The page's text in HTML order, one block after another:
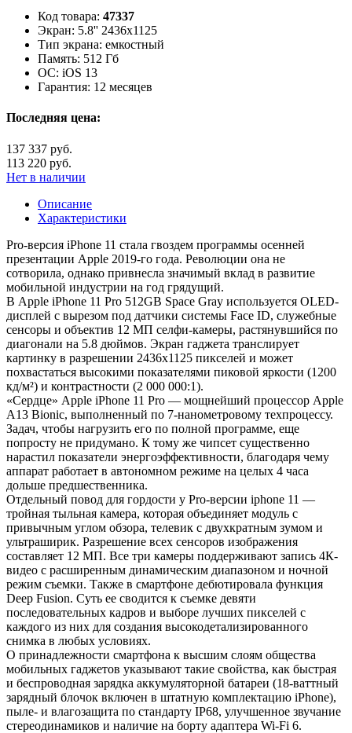
Код товара: 47337
Экран: 5.8'' 2436x1125
Тип экрана: емкостный
Память: 512 Гб
ОС: iOS 13
Гарантия: 12 месяцев
Последняя цена:
137 337 руб.
113 220 руб.
Нет в наличии
Описание
Характеристики
Pro-версия iPhone 11 стала гвоздем программы осенней
презентации Apple 2019-го года. Революции она не
сотворила, однако привнесла значимый вклад в развитие
мобильной индустрии на год грядущий.
В Apple iPhone 11 Pro 512GB Space Gray используется OLED-
дисплей с вырезом под датчики системы Face ID, служебные
сенсоры и объектив 12 МП селфи-камеры, растянувшийся по
диагонали на 5.8 дюймов. Экран гаджета транслирует
картинку в разрешении 2436х1125 пикселей и может
похвастаться высокими показателями пиковой яркости (1200
кд/м²) и контрастности (2 000 000:1).
«Сердце» Apple iPhone 11 Pro — мощнейший процессор Apple
A13 Bionic, выполненный по 7-нанометровому техпроцессу.
Задач, чтобы нагрузить его по полной программе, еще
попросту не придумано. К тому же чипсет существенно
нарастил показатели энергоэффективности, благодаря чему
аппарат работает в автономном режиме на целых 4 часа
дольше предшественника.
Отдельный повод для гордости у Pro-версии iphone 11 —
тройная тыльная камера, которая объединяет модуль с
привычным углом обзора, телевик с двухкратным зумом и
ультраширик. Разрешение всех сенсоров изображения
составляет 12 МП. Все три камеры поддерживают запись 4К-
видео с расширенным динамическим диапазоном и ночной
режим съемки. Также в смартфоне дебютировала функция
Deep Fusion. Суть ее сводится к съемке девяти
последовательных кадров и выборе лучших пикселей с
каждого из них для создания высокодетализированного
снимка в любых условиях.
О принадлежности смартфона к высшим слоям общества
мобильных гаджетов указывают такие свойства, как быстрая
и беспроводная зарядка аккумуляторной батареи (18-ваттный
зарядный блочок включен в штатную комплектацию iPhone),
пыле- и влагозащита по стандарту IP68, улучшенное звучание
стереодинамиков и наличие на борту адаптера Wi-Fi 6.